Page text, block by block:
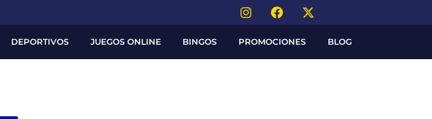
DEPORTIVOS JUEGOS ONLINE BINGOS PROMOCIONES BLOG